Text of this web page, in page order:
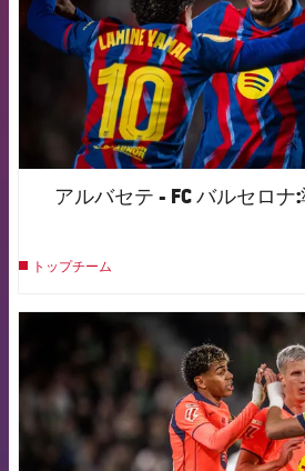
アルバセテ - FC バルセロナ
トップチーム
FCB